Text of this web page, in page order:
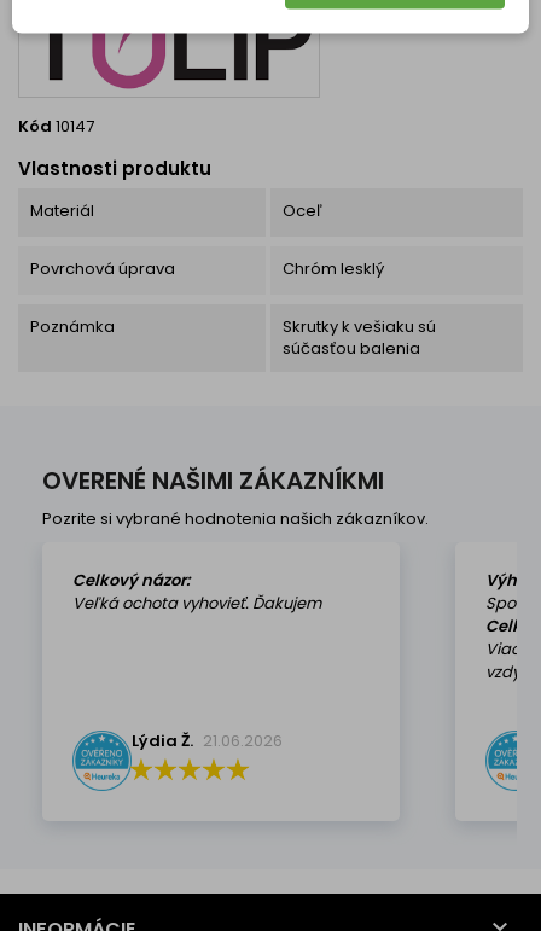
Kód 10147
Vlastnosti produktu
Materiál Oceľ
Povrchová úprava Chróm lesklý
Poznámka
Skrutky k vešiaku sú
súčasťou balenia
OVERENÉ NAŠIMI ZÁKAZNÍKMI
Pozrite si vybrané hodnotenia našich zákazníkov.
Celkový názor:
Veľká ochota vyhovieť. Ďakujem
Lýdia Ž. 21.06.2026
vzdy k